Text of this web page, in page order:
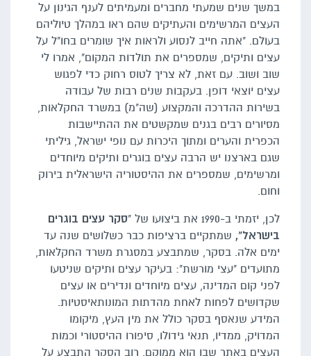
במשך שנים שמעתי מחברים ומעמיתים לענף הגינון על
העצים המרשימים והעתיקים שהם ראו במהלך טיוליהם
בעולם. "אתה חייב לנסוע ולראות איך שומרים בחו"ל על
עצים ותיקים, שמספרים את תולדות המקום", אמרו לי
שוב ושוב. עם זאת, לא צריך לטוס רחוק כדי לפגוש
עצים יוצאי דופן. בעקבות שנים רבות של עבודה
בשירות ההדרכה והמקצוע (שה"מ) במשרד החקלאות,
מסיורים רבים בגנים שמקשטים את ההתיישבות
הכפרית והערים ומתוך היכרות עם נופי ישראל, גיליתי
שגם בארצנו יש הרבה עצים בוגרים ותיקים מיוחדים
ומרשימים, שמספרים את ההיסטוריה הישראלית בירוק
וחום.
לכן, יזמתי ב-1990 את ביצועו של "
סקר עצים בוגרים
בישראל", שמתקיים ברציפות כבר כשלושים שנה עד
ימים אלה. בסקר, שמתבצע במסגרת משרד החקלאות,
מתועדים "עצי מורשת": בעיקר עצים ותיקים שניטעו
לפני קום המדינה, עצים מיוחדים ונדירים או עצים
שקדושים לפחות לאחת מהדתות המונותאיסטיות.
המידע שנאסף בסקר כולל את מין העץ, מיקומו
המדויק, ממדיו, תנאי גידולו, סיפורו ההיסטורי וכמות
העצים באתר שבו הוא ממוקם. רוב הסקר התבצע על